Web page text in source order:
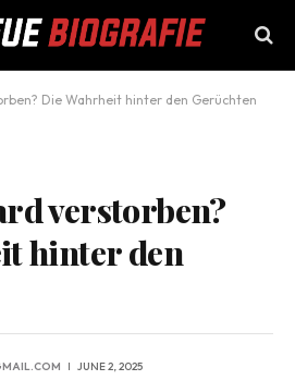
Die Wahrheit hinter den Gerüchten
verstorben?
hinter den
JUNE 2, 2025